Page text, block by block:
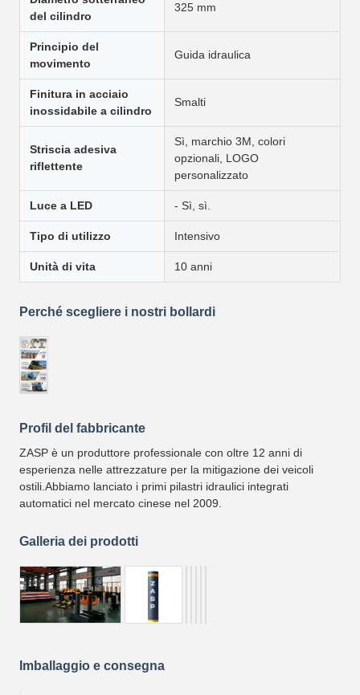
del cilindro
325 mm
Principio del
movimento
Guida idraulica
Finitura in acciaio
inossidabile a cilindro
Smalti
Striscia adesiva
riflettente
Sì, marchio 3M, colori
opzionali, LOGO
personalizzato
Luce a LED - Sì, sì.
Tipo di utilizzo Intensivo
Unità di vita 10 anni
Perché scegliere i nostri bollardi
Profil del fabbricante
ZASP è un produttore professionale con oltre 12 anni di
esperienza nelle attrezzature per la mitigazione dei veicoli
ostili.Abbiamo lanciato i primi pilastri idraulici integrati
automatici nel mercato cinese nel 2009.
Galleria dei prodotti